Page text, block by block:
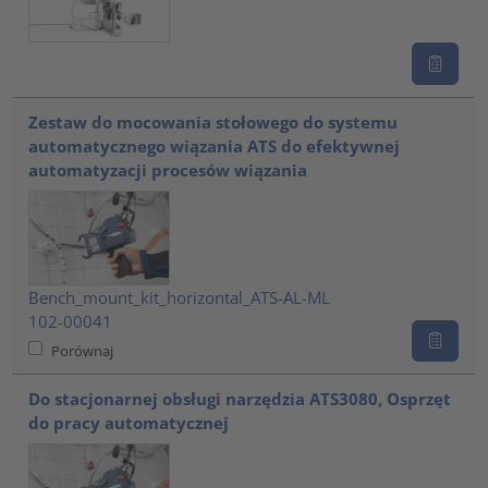
Zestaw do mocowania stołowego do systemu
automatycznego wiązania ATS do efektywnej
automatyzacji procesów wiązania
Bench_mount_kit_horizontal_ATS-AL-ML
102-00041
Porównaj
Do stacjonarnej obsługi narzędzia ATS3080, Osprzęt
do pracy automatycznej